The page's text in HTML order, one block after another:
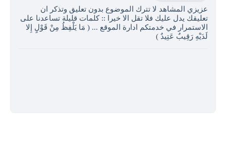
عزيزي المشاهد لا تترك الموضوع بدون تعليق وتذكر ان
تعليقك يدل عليك فلا تقل الا خيرا :: كلمات قليلة تساعدنا على
الاستمرار في خدمتكم ادارة الموقع ... ( مَا يَلْفِظُ مِنْ قَوْلٍ إِلا
لَدَيْهِ رَقِيبٌ عَتِيدٌ )